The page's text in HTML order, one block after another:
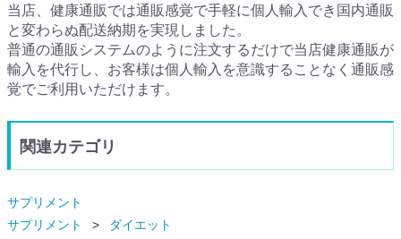
当店、健康通販では通販感覚で手軽に個人輸入でき国内通販
と変わらぬ配送納期を実現しました。
普通の通販システムのように注文するだけで当店健康通販が
輸入を代行し、お客様は個人輸入を意識することなく通販感
覚でご利用いただけます。
関連カテゴリ
サプリメント
サプリメント
ダイエット